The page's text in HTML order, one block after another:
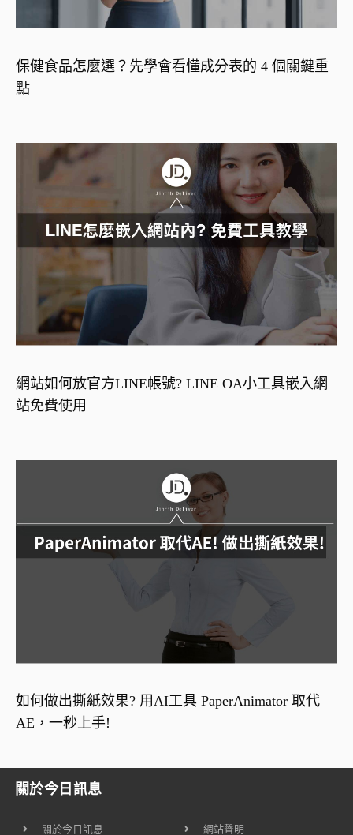
保健食品怎麼選？先學會看懂成分表的 4 個關鍵重
點
網站如何放官方LINE帳號? LINE OA小工具嵌入網
站免費使用
如何做出撕紙效果? 用AI工具 PaperAnimator 取代
AE，一秒上手!
關於今日訊息
關於今日訊息 網站聲明